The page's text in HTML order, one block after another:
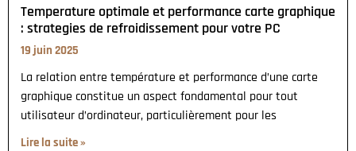
Temperature optimale et performance carte graphique
: strategies de refroidissement pour votre PC
19 juin 2025
La relation entre température et performance d’une carte
graphique constitue un aspect fondamental pour tout
utilisateur d’ordinateur, particulièrement pour les
Lire la suite »